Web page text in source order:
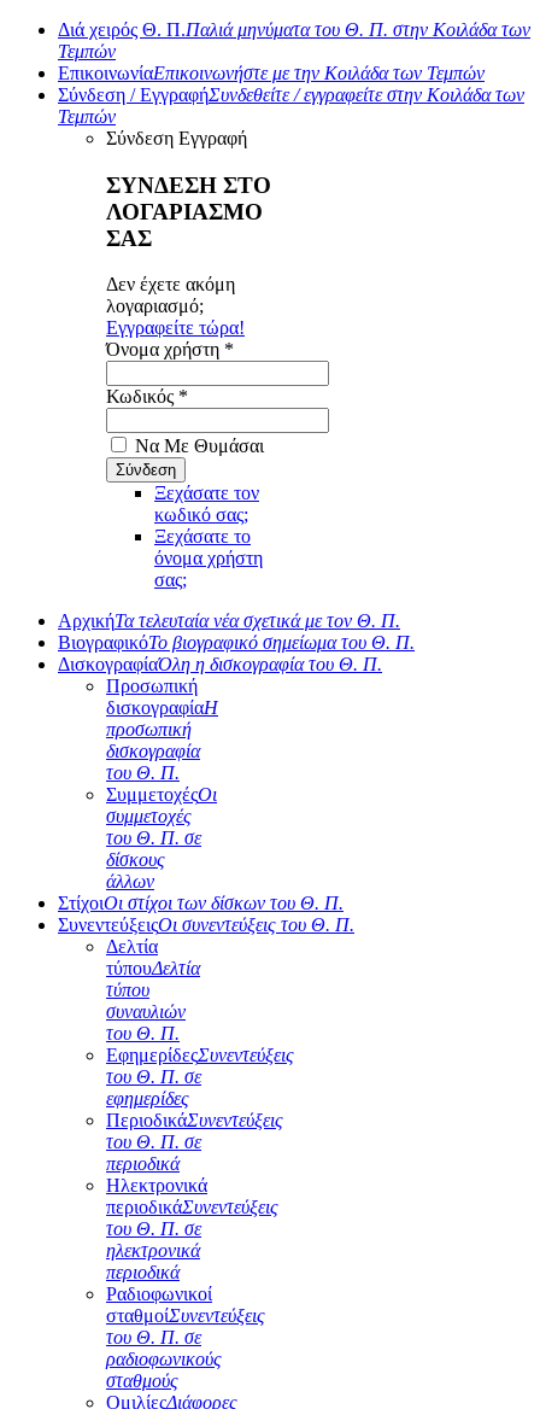
Διά χειρός Θ. Π.Παλιά μηνύματα του Θ. Π. στην Κοιλάδα των
Τεμπών
ΕπικοινωνίαΕπικοινωνήστε με την Κοιλάδα των Τεμπών
Σύνδεση / ΕγγραφήΣυνδεθείτε / εγγραφείτε στην Κοιλάδα των
Τεμπών
Σύνδεση Εγγραφή
ΣΥΝΔΕΣΗ ΣΤΟ
ΛΟΓΑΡΙΑΣΜΟ
ΣΑΣ
Δεν έχετε ακόμη
λογαριασμό;
Εγγραφείτε τώρα!
Όνομα χρήστη *
Κωδικός *
Να Με Θυμάσαι
Ξεχάσατε τον
κωδικό σας;
Ξεχάσατε το
όνομα χρήστη
σας;
ΑρχικήΤα τελευταία νέα σχετικά με τον Θ. Π.
ΒιογραφικόΤο βιογραφικό σημείωμα του Θ. Π.
ΔισκογραφίαΌλη η δισκογραφία του Θ. Π.
Προσωπική
δισκογραφίαΗ
προσωπική
δισκογραφία
του Θ. Π.
ΣυμμετοχέςΟι
συμμετοχές
του Θ. Π. σε
δίσκους
άλλων
ΣτίχοιΟι στίχοι των δίσκων του Θ. Π.
ΣυνεντεύξειςΟι συνεντεύξεις του Θ. Π.
Δελτία
τύπουΔελτία
τύπου
συναυλιών
του Θ. Π.
ΕφημερίδεςΣυνεντεύξεις
του Θ. Π. σε
εφημερίδες
ΠεριοδικάΣυνεντεύξεις
του Θ. Π. σε
περιοδικά
Ηλεκτρονικά
περιοδικάΣυνεντεύξεις
του Θ. Π. σε
ηλεκτρονικά
περιοδικά
Ραδιοφωνικοί
σταθμοίΣυνεντεύξεις
του Θ. Π. σε
ραδιοφωνικούς
σταθμούς
ΟμιλίεςΔιάφορες